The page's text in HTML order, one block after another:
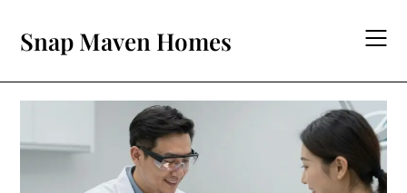
content
Snap Maven Homes